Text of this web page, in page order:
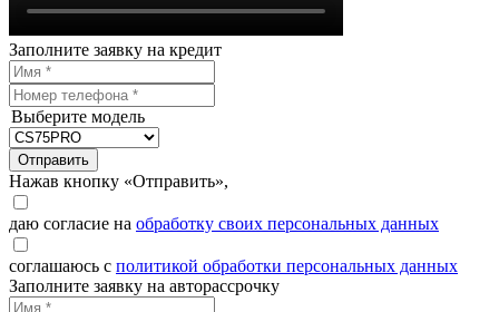
Заполните заявку на кредит
Выберите модель
Отправить
Нажав кнопку «Отправить»,
даю согласие на обработку своих персональных данных
соглашаюсь с политикой обработки персональных данных
Заполните заявку на авторассрочку